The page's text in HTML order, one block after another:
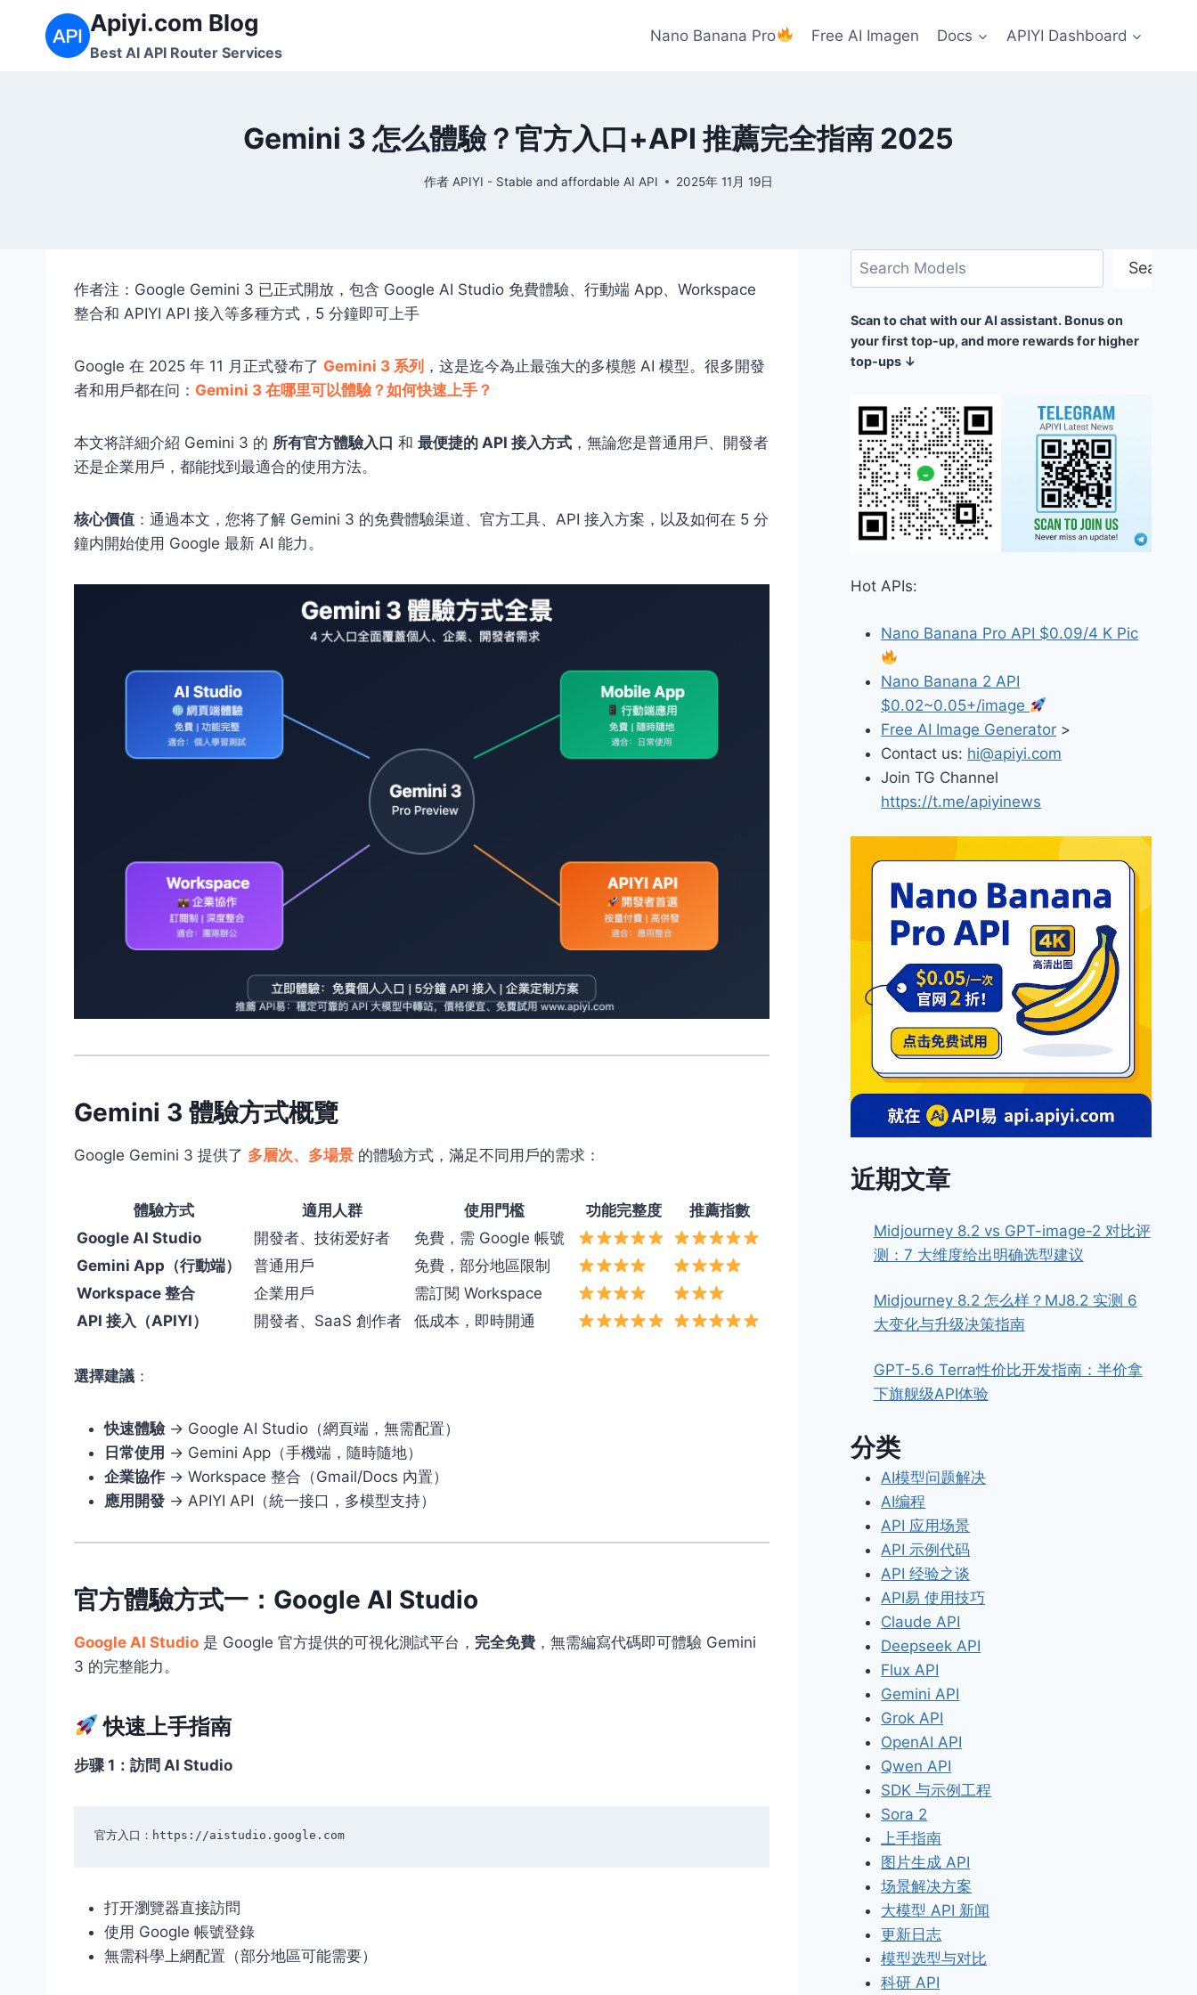
Apiyi.com Blog
Best AI API Router Services
Nano Banana Pro Free AI Imagen Docs APIYI Dashboard
Gemini 3 怎么體驗？官方入口+API 推薦完全指南 2025
作者 APIYI - Stable and affordable AI API 2025年 11月 19日
作者注：Google Gemini 3 已正式開放，包含 Google AI Studio 免費體驗、行動端 App、Workspace
整合和 APIYI API 接入等多種方式，5 分鐘即可上手
Google 在 2025 年 11 月正式發布了 Gemini 3 系列 ，这是迄今為止最強大的多模態 AI 模型。很多開發
者和用戶都在问： Gemini 3 在哪里可以體驗？如何快速上手？
本文将詳細介紹 Gemini 3 的 所有官方體驗入口 和 最便捷的 API 接入方式 ，無論您是普通用戶、開發者
还是企業用戶，都能找到最適合的使用方法。
核心價值 ：通過本文，您将了解 Gemini 3 的免費體驗渠道、官方工具、API 接入方案，以及如何在 5 分
鐘内開始使用 Google 最新 AI 能力。
Gemini 3 體驗方式概覽
Google Gemini 3 提供了 多層次、多場景 的體驗方式，滿足不同用戶的需求：
體驗方式 適用人群 使用門檻 功能完整度
推薦指數
Google AI Studio
開發者、技術爱好者
免費，需 Google 帳號
Gemini App（行動端）
普通用戶
免費，部分地區限制
Workspace 整合
企業用戶
需訂閱 Workspace
API 接入（APIYI）
開發者、SaaS 創作者 低成本，即時開通
選擇建議 ：
快速體驗→ Google AI Studio（網頁端，無需配置）
日常使用 → Gemini App（手機端，隨時隨地）
企業協作 → Workspace 整合（Gmail/Docs 內置）
應用開發 → APIYI API（統一接口，多模型支持）
官方體驗方式一：Google AI Studio
Google AI Studio 是 Google 官方提供的可視化測試平台， 完全免費 ，無需編寫代碼即可體驗 Gemini
3 的完整能力。
快速上手指南
步骤 1：訪問 AI Studio
官方入口：https://aistudio.google.com
打开瀏覽器直接訪問
使用 Google 帳號登錄
無需科學上網配置（部分地區可能需要）
搜
索
Search
Scan to chat with our AI assistant. Bonus on
your first top-up, and more rewards for higher
top-ups ↓
Hot APIs:
Nano Banana Pro API $0.09/4 K Pic
Nano Banana 2 API
$0.02~0.05+/image
Free AI Image Generator >
Contact us: hi@apiyi.com
Join TG Channel
https://t.me/apiyinews
近期文章
Midjourney 8.2 vs GPT-image-2 对比评
测：7 大维度给出明确选型建议
Midjourney 8.2 怎么样？MJ8.2 实测 6
大变化与升级决策指南
GPT-5.6 Terra性价比开发指南：半价拿
下旗舰级API体验
分类
AI模型问题解决
AI编程
API 应用场景
API 示例代码
API 经验之谈
API易 使用技巧
Claude API
Deepseek API
Flux API
Gemini API
Grok API
OpenAI API
Qwen API
SDK 与示例工程
Sora 2
上手指南
图片生成 API
场景解决方案
大模型 API 新闻
更新日志
模型选型与对比
科研 API